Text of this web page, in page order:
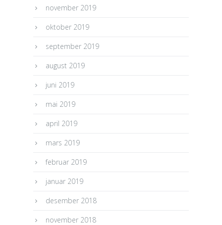
november 2019
oktober 2019
september 2019
august 2019
juni 2019
mai 2019
april 2019
mars 2019
februar 2019
januar 2019
desember 2018
november 2018